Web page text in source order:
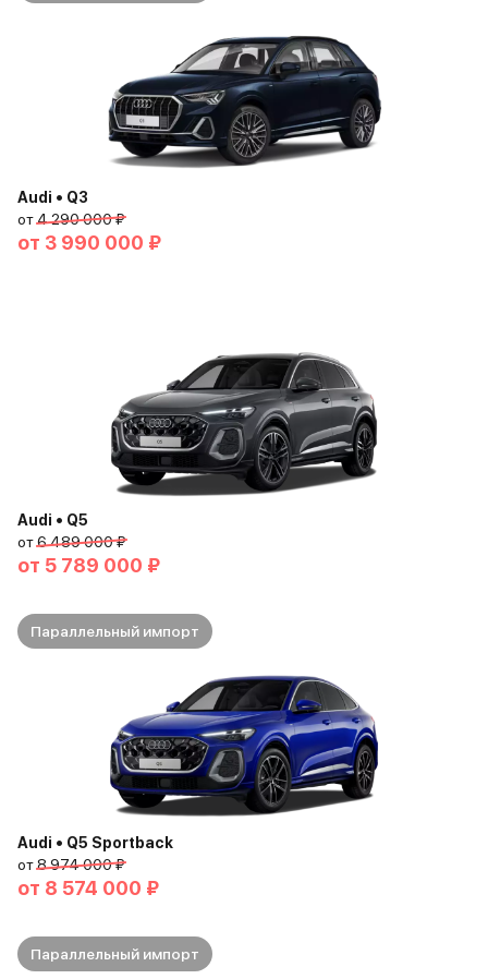
Audi • Q3
от4 290 000 ₽
от 3 990 000 ₽
Audi • Q5
от6 489 000 ₽
от 5 789 000 ₽
Параллельный импорт
Audi • Q5 Sportback
от8 974 000 ₽
от 8 574 000 ₽
Параллельный импорт